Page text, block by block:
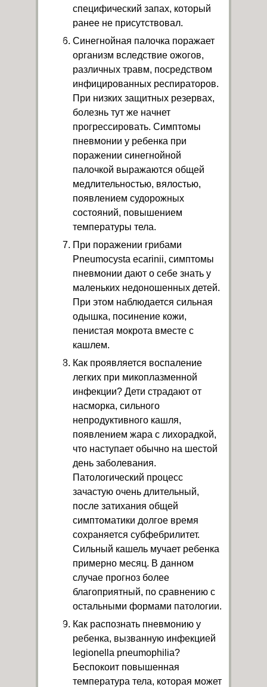
специфический запах, который
ранее не присутствовал.
Синегнойная палочка поражает
организм вследствие ожогов,
различных травм, посредством
инфицированных респираторов.
При низких защитных резервах,
болезнь тут же начнет
прогрессировать. Симптомы
пневмонии у ребенка при
поражении синегнойной
палочкой выражаются общей
медлительностью, вялостью,
появлением судорожных
состояний, повышением
температуры тела.
При поражении грибами
Pneumocysta ecarinii, симптомы
пневмонии дают о себе знать у
маленьких недоношенных детей.
При этом наблюдается сильная
одышка, посинение кожи,
пенистая мокрота вместе с
кашлем.
Как проявляется воспаление
легких при микоплазменной
инфекции? Дети страдают от
насморка, сильного
непродуктивного кашля,
появлением жара с лихорадкой,
что наступает обычно на шестой
день заболевания.
Патологический процесс
зачастую очень длительный,
после затихания общей
симптоматики долгое время
сохраняется субфебрилитет.
Сильный кашель мучает ребенка
примерно месяц. В данном
случае прогноз более
благоприятный, по сравнению с
остальными формами патологии.
Как распознать пневмонию у
ребенка, вызванную инфекцией
legionella pneumophilia?
Беспокоит повышенная
температура тела, которая может